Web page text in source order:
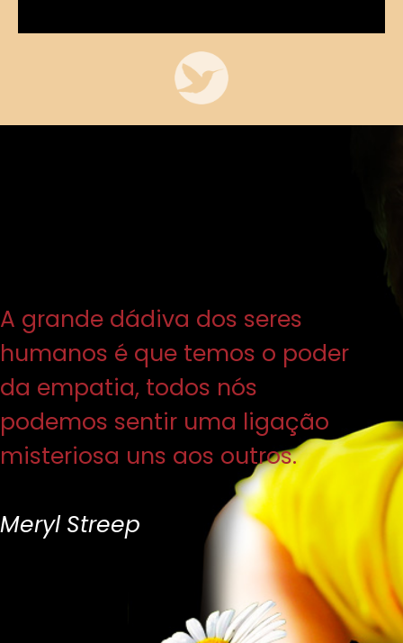
A grande dádiva dos seres
humanos é que temos o poder
da empatia, todos nós
podemos sentir uma ligação
misteriosa uns aos outros.
Meryl Streep